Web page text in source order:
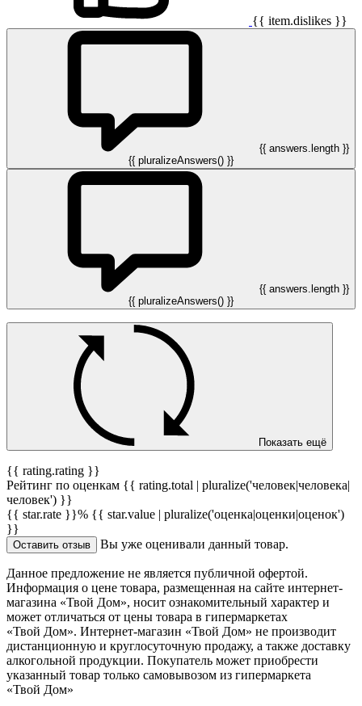
{{ item.dislikes }}
{{ answers.length }}
{{ pluralizeAnswers() }}
{{ answers.length }}
{{ pluralizeAnswers() }}
Показать ещё
{{ rating.rating }}
Рейтинг по оценкам {{ rating.total | pluralize('человек|человека|
человек') }}
{{ star.rate }}% {{ star.value | pluralize('оценка|оценки|оценок')
}}
Оставить отзыв Вы уже оценивали данный товар.
Данное предложение не является публичной офертой.
Информация о цене товара, размещенная на сайте интернет-
магазина «Твой Дом», носит ознакомительный характер и
может отличаться от цены товара в гипермаркетах
«Твой Дом». Интернет-магазин «Твой Дом» не производит
дистанционную и круглосуточную продажу, а также доставку
алкогольной продукции. Покупатель может приобрести
указанный товар только самовывозом из гипермаркета
«Твой Дом»